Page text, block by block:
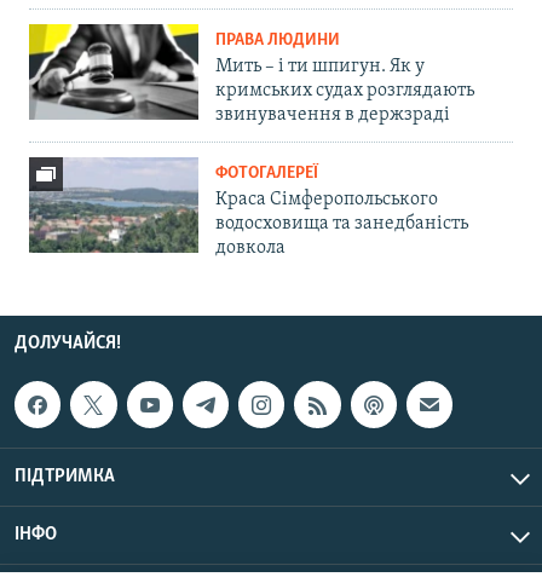
ПРАВА ЛЮДИНИ
Мить – і ти шпигун. Як у
кримських судах розглядають
звинувачення в держзраді
ФОТОГАЛЕРЕЇ
Краса Сімферопольського
водосховища та занедбаність
довкола
ДОЛУЧАЙСЯ!
ПІДТРИМКА
ІНФО